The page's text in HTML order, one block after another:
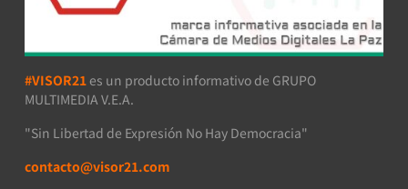
#VISOR21 es un producto informativo de GRUPO
MULTIMEDIA V.E.A.
"Sin Libertad de Expresión No Hay Democracia"
contacto@visor21.com